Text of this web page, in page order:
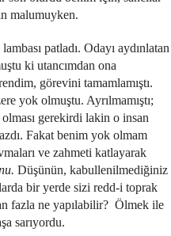
malumuyken.
patladı. Odayı aydınlatan
ki utancımdan ona
görevini tamamlamıştı.
yok olmuştu. Ayrılmamıştı;
gerekirdi lakin o insan
Fakat benim yok olmam
ve zahmeti katlayarak
Düşünün, kabullenilmediğiniz
bir yerde sizi redd-i toprak
fazla ne yapılabilir? Ölmek ile
sarıyordu.